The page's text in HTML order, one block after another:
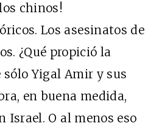
chinos!
Los asesinatos de
¿Qué propició la
Yigal Amir y sus
en buena medida,
Israel. O al menos eso